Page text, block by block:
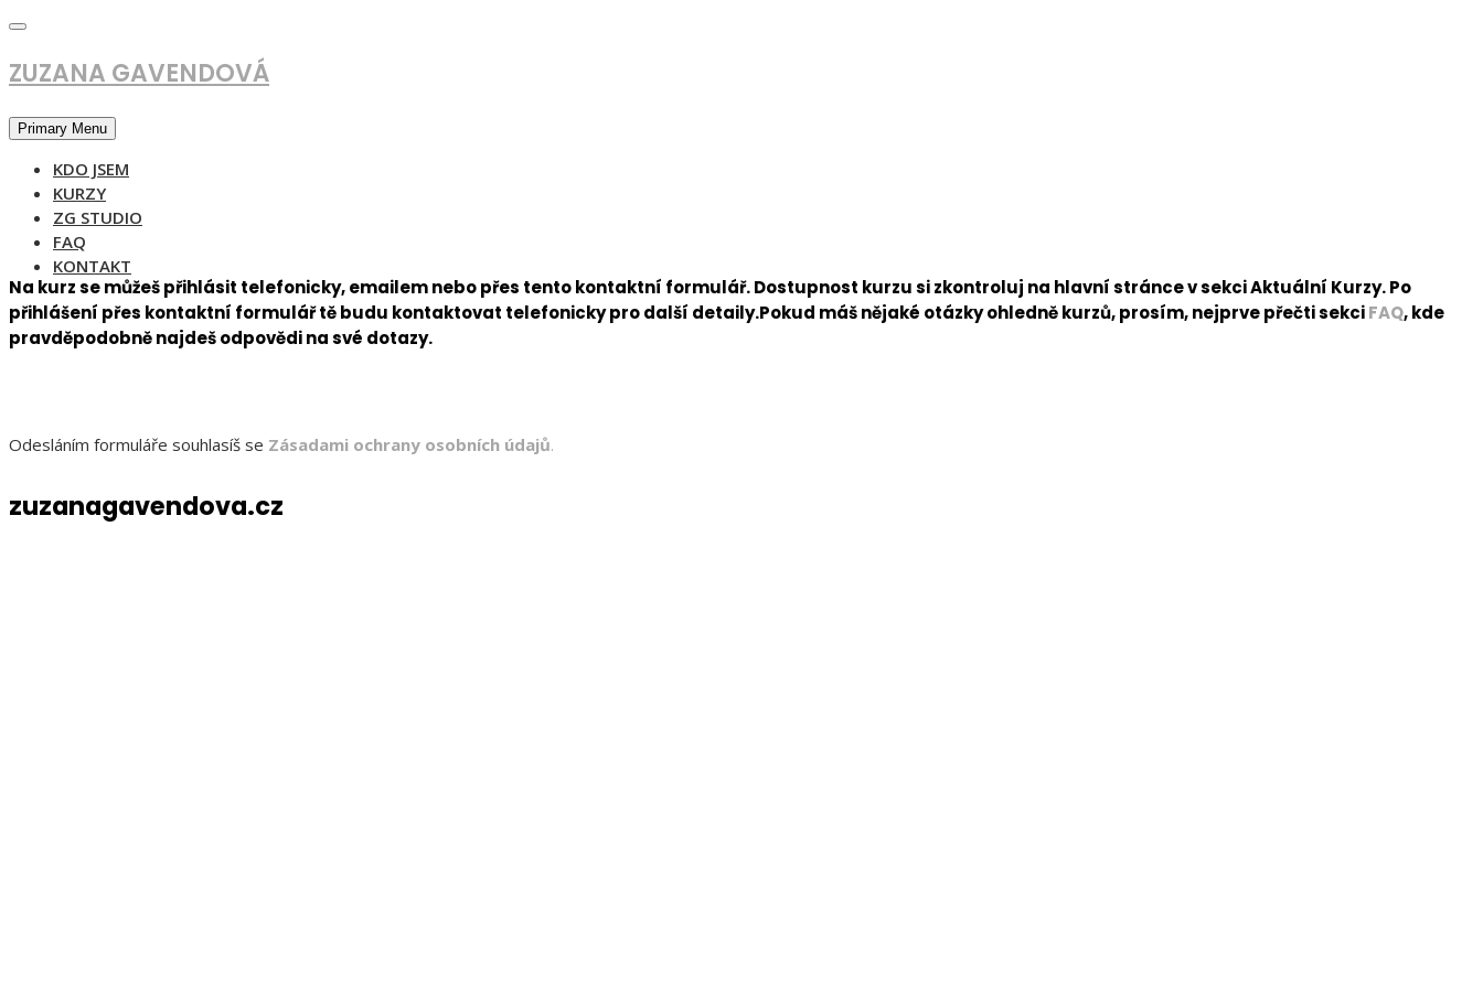
ZUZANA GAVENDOVÁ
Primary Menu
KDO JSEM
KURZY
ZG STUDIO
FAQ
KONTAKT
Na kurz se můžeš přihlásit telefonicky, emailem nebo přes tento kontaktní formulář. Dostupnost kurzu si zkontroluj na hlavní stránce v sekci Aktuální Kurzy. Po
přihlášení přes kontaktní formulář tě budu kontaktovat telefonicky pro další detaily.Pokud máš nějaké otázky ohledně kurzů, prosím, nejprve přečti sekciFAQ, kde
pravděpodobně najdeš odpovědi na své dotazy.
Odesláním formuláře souhlasíš se Zásadami ochrany osobních údajů.
zuzanagavendova.cz